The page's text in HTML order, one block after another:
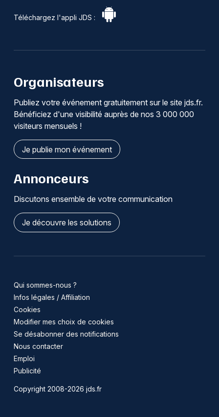
Téléchargez l'appli JDS :
Organisateurs
Publiez votre événement gratuitement sur le site jds.fr.
Bénéficiez d'une visibilité auprès de nos 3 000 000
visiteurs mensuels !
Je publie mon événement
Annonceurs
Discutons ensemble de votre communication
Je découvre les solutions
Qui sommes-nous ?
Infos légales / Affiliation
Cookies
Modifier mes choix de cookies
Se désabonner des notifications
Nous contacter
Emploi
Publicité
Copyright 2008-2026 jds.fr